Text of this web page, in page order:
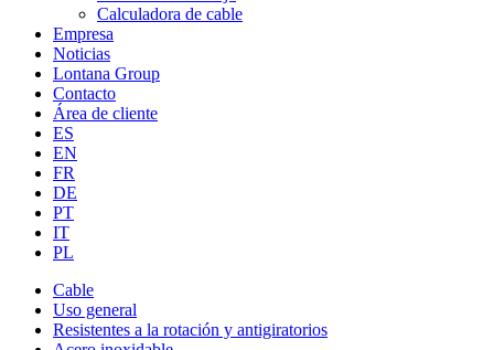
Calculadora de cable
Empresa
Noticias
Lontana Group
Contacto
Área de cliente
ES
EN
FR
DE
PT
IT
PL
Cable
Uso general
Resistentes a la rotación y antigiratorios